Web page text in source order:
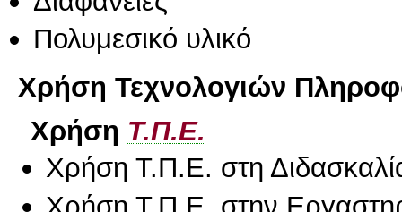
Πολυμεσικό υλικό
Χρήση Τεχνολογιών
Χρήση Τ.Π.Ε.
Χρήση Τ.Π.Ε. στη